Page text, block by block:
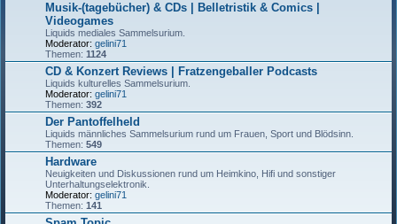
Musik-(tagebücher) & CDs | Belletristik & Comics |
Videogames
Liquids mediales Sammelsurium.
Moderator: gelini71
Themen: 1124
CD & Konzert Reviews | Fratzengeballer Podcasts
Liquids kulturelles Sammelsurium.
Moderator: gelini71
Themen: 392
Der Pantoffelheld
Liquids männliches Sammelsurium rund um Frauen, Sport und Blödsinn.
Themen: 549
Hardware
Neuigkeiten und Diskussionen rund um Heimkino, Hifi und sonstiger
Unterhaltungselektronik.
Moderator: gelini71
Themen: 141